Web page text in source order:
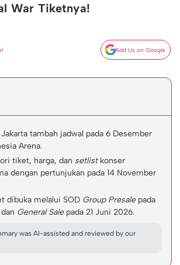
War Tiketnya!
Add Us on Google
tambah jadwal pada 6 Desember
Arena.
tiket, harga, dan setlist konser
dengan pertunjukan pada 14 November
dibuka melalui SOD Group Presale pada
General Salepada 21 Juni 2026.
was AI-assisted and reviewed by our